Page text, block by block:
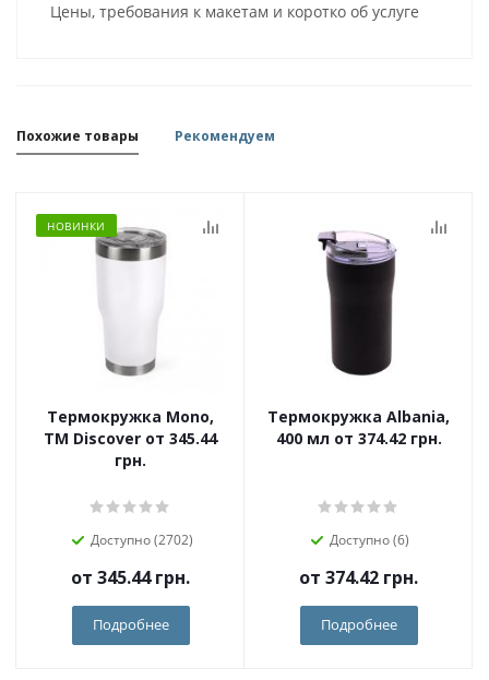
Цены, требования к макетам и коротко об услуге
Похожие товары Рекомендуем
НОВИНКИ
Термокружка Mono,
TM Discover от 345.44
грн.
Доступно (2702)
от 345.44 грн.
Подробнее
Термокружка Albania,
400 мл от 374.42 грн.
Доступно (6)
от 374.42 грн.
Подробнее